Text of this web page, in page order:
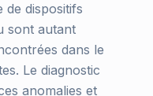
dispositifs
sont autant
dans le
Le diagnostic
anomalies et